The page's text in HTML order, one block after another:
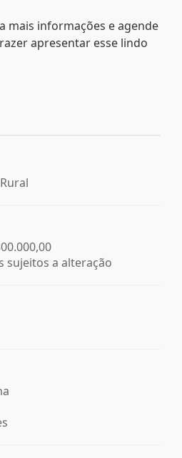
mais informações e agende
apresentar esse lindo
sujeitos a alteração